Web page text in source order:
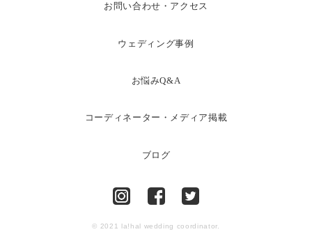
お問い合わせ・アクセス
ウェディング事例
お悩みQ&A
コーディネーター・メディア掲載
ブログ
© 2021 la!hal wedding coordinator.